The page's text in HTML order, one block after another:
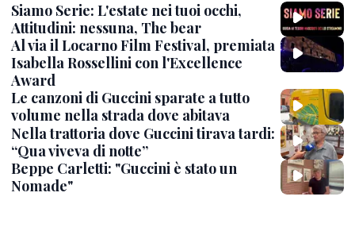
Siamo Serie: L'estate nei tuoi occhi,
Attitudini: nessuna, The bear
Al via il Locarno Film Festival, premiata
Isabella Rossellini con l'Excellence
Award
Le canzoni di Guccini sparate a tutto
volume nella strada dove abitava
Nella trattoria dove Guccini tirava tardi:
“Qua viveva di notte”
Beppe Carletti: "Guccini è stato un
Nomade"